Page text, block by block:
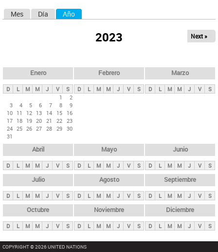
ds
p
n
c
i
p
l
e
s
Mes Día Año
2023 Next »
Enero
D L M M J V
S
1
2
3
4 5 6 7 8
9
10 11 12 13 14 15
16
17 18 19 20 21 22 23
24 25 26 27 28 29 30
31
Febrero
D L M M J V S
Marzo
D L M M J V S
Abril
D L M M J V S
Mayo
D L M M J V S
Junio
D L M M J V S
Julio
D L M M J V S
Agosto
D L M M J V S
Septiembre
D L M M J V S
Octubre
D L M M J V S
Noviembre
D L M M J V S
Diciembre
D L M M J V S
COPYRIGHT © 2026 UNITED NATIONS